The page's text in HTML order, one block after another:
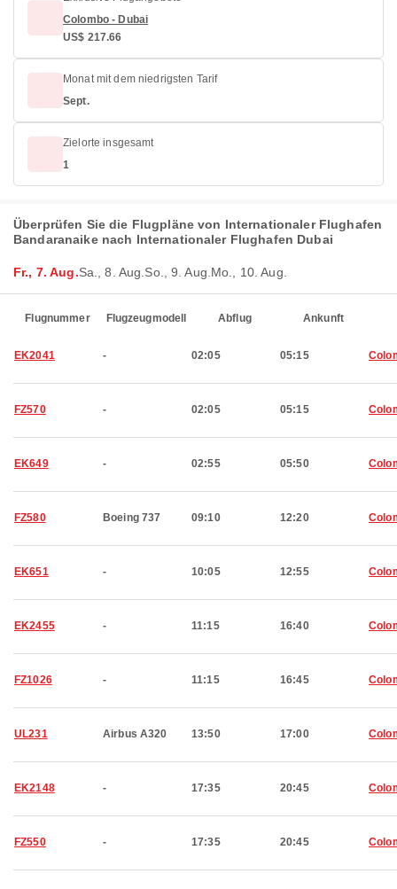
Colombo - Dubai
US$ 217.66
Monat mit dem niedrigsten Tarif
Sept.
Zielorte insgesamt
1
Überprüfen Sie die Flugpläne von Internationaler Flughafen
Bandaranaike nach Internationaler Flughafen Dubai
Fr., 7. Aug.Sa., 8. Aug. So., 9. Aug. Mo., 10. Aug.
Flugnummer Flugzeugmodell Abflug Ankunft
EK2041 - 02:05 05:15
FZ570 - 02:05 05:15
EK649 - 02:55 05:50
FZ580 Boeing 737 09:10 12:20
EK651 - 10:05 12:55
EK2455 - 11:15 16:40
FZ1026 - 11:15 16:45
UL231 Airbus A320 13:50 17:00
EK2148 - 17:35 20:45
FZ550 - 17:35 20:45